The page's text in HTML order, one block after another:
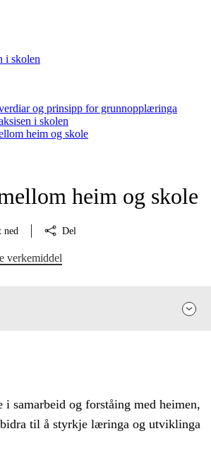
i skolen
og prinsipp for grunnopplæringa
i skolen
heim og skole
heim og skole
ned Del
verkemiddel
samarbeid og forståing med heimen,
bidra til å styrkje læringa og utviklinga